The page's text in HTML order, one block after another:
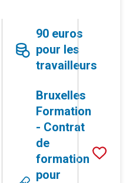
90 euros
pour les
travailleurs
Bruxelles
Formation
- Contrat
de
formation
pour